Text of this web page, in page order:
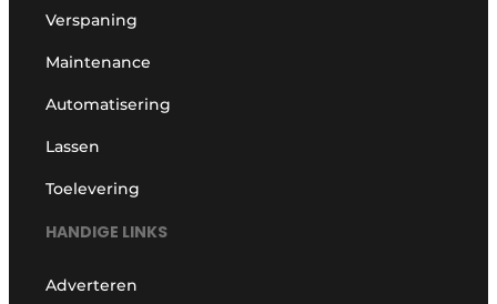
Verspaning
Maintenance
Automatisering
Lassen
Toelevering
HANDIGE LINKS
Adverteren